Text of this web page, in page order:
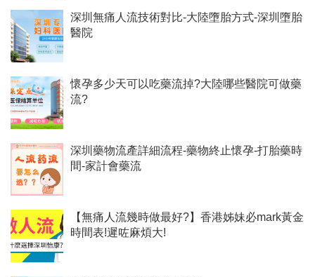
深圳無痛人流技術對比-大陸墮胎方式-深圳墮胎
醫院
懷孕多少天可以吃藥流掉?大陸哪些醫院可做藥
流?
深圳藥物流產詳細流程-藥物終止懷孕-打胎藥時
間-家計會藥流
【無痛人流幾時做最好?】香港姊妹必mark黃金
時間表!遲咗麻煩大!